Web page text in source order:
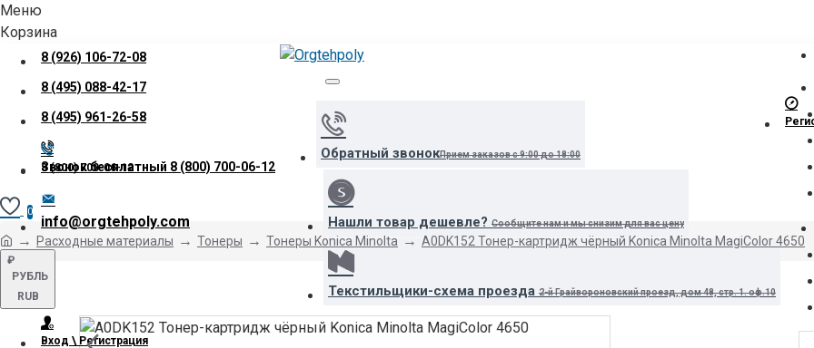
Меню
Корзина
8 (926) 106-72-08
8 (495) 088-42-17
8 (495) 961-26-58
Звонок бесплатный 8 (800) 700-06-12
info@orgtehpoly.com
₽
РУБЛЬ
RUB
Вход \ Регистрация
Обратный звонокПрием заказов с 9:00 до 18:00
Нашли товар дешевле? Сообщите нам и мы снизим для вас цену
Текстильщики-схема проезда 2-й Грайвороновский проезд, дом 48, стр. 1. оф.10
8 (800) 700-06-12
0
Расходные материалы Тонеры Тонеры Konica Minolta A0DK152 Тонер-картридж чёрный Konica Minolta MagiColor 4650